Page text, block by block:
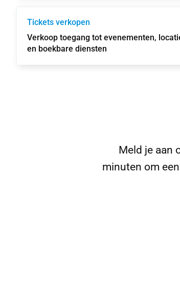
Tickets verkopen
Verkoop toegang tot evenementen,
en boekbare diensten
Meld je aan
minuten om